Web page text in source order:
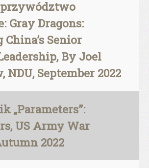
Gray Dragons:
China’s Senior
By Joel
NDU, September 2022
„Parameters”:
US Army War
2022